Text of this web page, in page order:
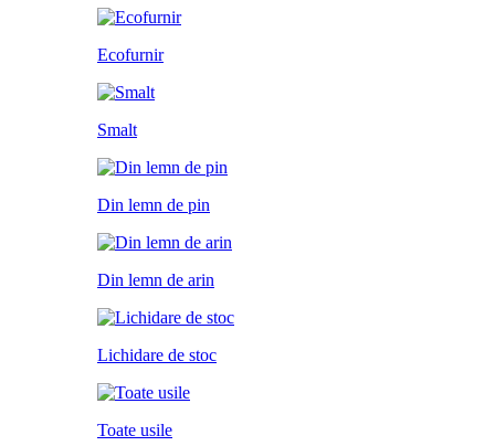
Ecofurnir
Smalt
Din lemn de pin
Din lemn de arin
Lichidare de stoc
Toate usile